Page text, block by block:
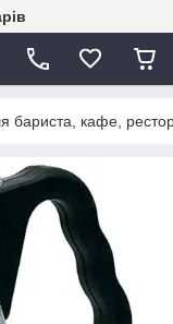
бариста, кафе,